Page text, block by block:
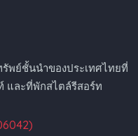
พย์ชั้นนำของประเทศไทยที่
และที่พักสไตล์รีสอร์ท